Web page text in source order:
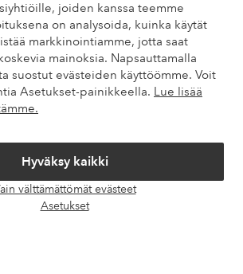
joiden kanssa teemme
on analysoida, kuinka käytät
markkinointiamme, jotta saat
mainoksia. Napsauttamalla
suostut evästeiden käyttöömme. Voit
Asetukset-painikkeella. Lue lisää
Hyväksy kaikki
välttämättömät evästeet
Asetukset
Tilaukset Maksutavat